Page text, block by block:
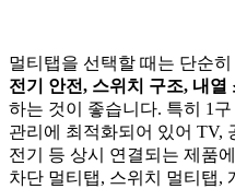
멀티탭을 선택할 때는 단순
전기 안전, 스위치 구조, 내열
하는 것이 좋습니다. 특히 1
관리에 최적화되어 있어 TV,
전기 등 상시 연결되는 제품
차단 멀티탭, 스위치 멀티탭,